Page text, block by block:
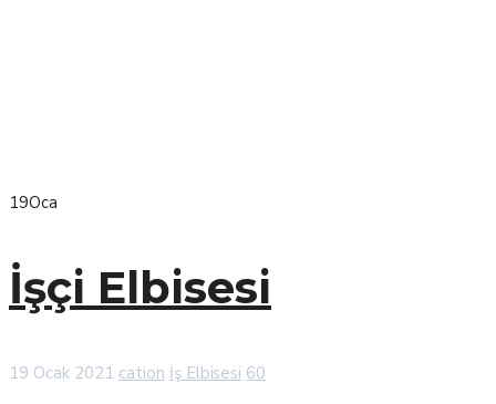
19Oca
İşçi Elbisesi
19 Ocak 2021 cation İş Elbisesi 60